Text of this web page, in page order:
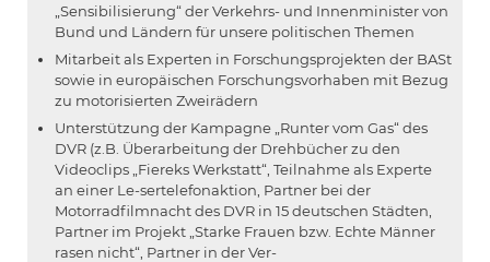
„Sensibilisierung“ der Verkehrs- und Innenminister von
Bund und Ländern für unsere politischen Themen
Mitarbeit als Experten in Forschungsprojekten der BASt
sowie in europäischen Forschungsvorhaben mit Bezug
zu motorisierten Zweirädern
Unterstützung der Kampagne „Runter vom Gas“ des
DVR (z.B. Überarbeitung der Drehbücher zu den
Videoclips „Fiereks Werkstatt“, Teilnahme als Experte
an einer Le-sertelefonaktion, Partner bei der
Motorradfilmnacht des DVR in 15 deutschen Städten,
Partner im Projekt „Starke Frauen bzw. Echte Männer
rasen nicht“, Partner in der Ver-